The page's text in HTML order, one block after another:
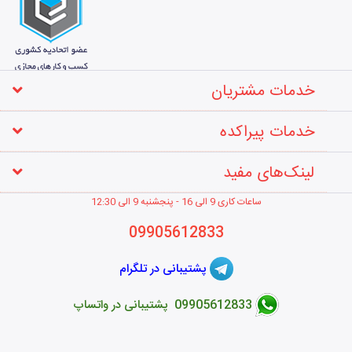
خدمات مشتریان
خدمات پیراکده
لینک‌های مفید
ساعات کاری 9 الی 16 - پنجشنبه 9 الی 12 :30
09905612833
پشتیبانی در تلگرام
09905612833 پشتیبانی در واتساپ